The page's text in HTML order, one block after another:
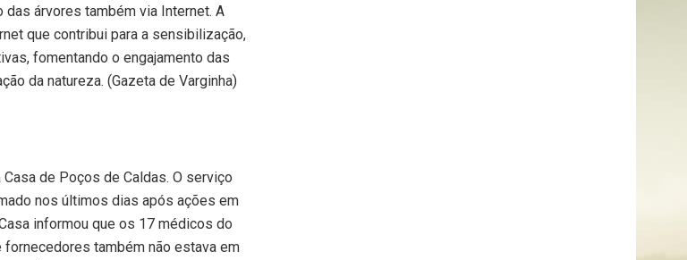
árvores também via Internet. A
que contribui para a sensibilização,
fomentando o engajamento das
da natureza. (Gazeta de Varginha)
de Poços de Caldas. O serviço
nos últimos dias após ações em
informou que os 17 médicos do
também não estava em